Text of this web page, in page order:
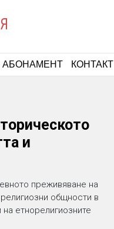
АБОНАМЕНТ КОНТАКТ
и
преживяване на
общности в
етнорелигиозните